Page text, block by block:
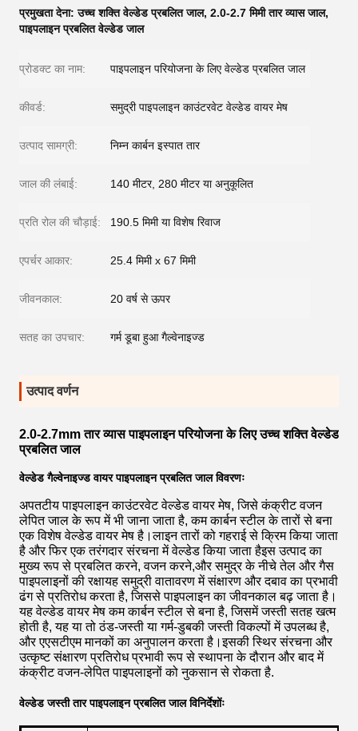
प्रमुखता देना:उच्च शक्ति वेल्डेड प्रबलित जाल, 2.0-2.7 मिमी तार व्यास जाल,
पाइपलाइन प्रबलित वेल्डेड जाल
प्रोडक्ट का नाम: पाइपलाइन परियोजना के लिए वेल्डेड प्रबलित जाल
कीवर्ड: समुद्री पाइपलाइन काउंटरवेट वेल्डेड वायर मेष
उत्पाद सामग्री: निम्न कार्बन इस्पात तार
जाल की लंबाई: 140 मीटर, 280 मीटर या अनुकूलित
प्रति रोल की चौड़ाई: 190.5 मिमी या विशेष रिवाज
एपर्चर आकार: 25.4 मिमी x 67 मिमी
जीवनकाल: 20 वर्ष से ऊपर
सतह का उपचार: गर्म डूबा हुआ गैल्वेनाइज्ड
उत्पाद वर्णन
2.0-2.7mm तार व्यास पाइपलाइन परियोजना के लिए उच्च शक्ति वेल्डेड
प्रबलित जाल
वेल्डेड गैल्वेनाइज्ड वायर पाइपलाइन प्रबलित जाल विवरणः
अपतटीय पाइपलाइन काउंटरवेट वेल्डेड वायर मेष, जिसे कंक्रीट वजन
लेपित जाल के रूप में भी जाना जाता है, कम कार्बन स्टील के तारों से बना
एक विशेष वेल्डेड वायर मेष है।लाइन तारों को गहराई से क्रिम किया जाता
है और फिर एक तरंगदार संरचना में वेल्डेड किया जाता हैइस उत्पाद का
मुख्य रूप से प्रबलित करने, वजन करने,और समुद्र के नीचे तेल और गैस
पाइपलाइनों की रक्षायह समुद्री वातावरण में संक्षारण और दबाव का प्रभावी
ढंग से प्रतिरोध करता है, जिससे पाइपलाइन का जीवनकाल बढ़ जाता है।
यह वेल्डेड वायर मेष कम कार्बन स्टील से बना है, जिसमें जस्ती सतह खत्म
होती है, यह या तो ठंड-जस्ती या गर्म-डुबकी जस्ती विकल्पों में उपलब्ध है,
और एएसटीएम मानकों का अनुपालन करता है।इसकी स्थिर संरचना और
उत्कृष्ट संक्षारण प्रतिरोध प्रभावी रूप से स्थापना के दौरान और बाद में
कंक्रीट वजन-लेपित पाइपलाइनों को नुकसान से रोकता है.
वेल्डेड जस्ती तार पाइपलाइन प्रबलित जाल विनिर्देशोंः